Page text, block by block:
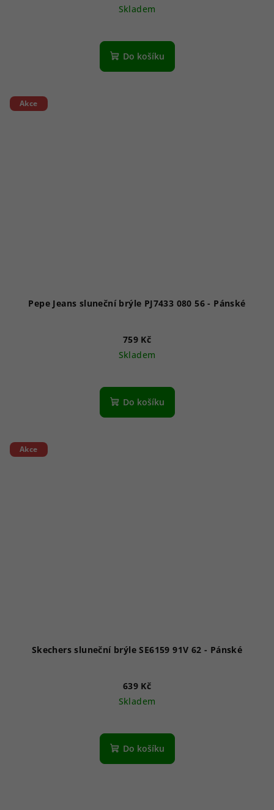
Skladem
Do košíku
Akce
Pepe Jeans sluneční brýle PJ7433 080 56 - Pánské
759 Kč
Skladem
Do košíku
Akce
Skechers sluneční brýle SE6159 91V 62 - Pánské
639 Kč
Skladem
Do košíku